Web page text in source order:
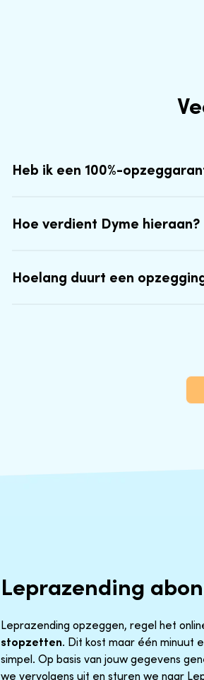
Heb ik een 100%-
Hoe verdient Dyme hieraan?
Hoelang duurt een
Leprazending
Leprazending opzeggen, regel het
stopzetten. Dit kost maar één minuut
simpel. Op basis van jouw gegevens
we vervolgens uit en sturen we naar